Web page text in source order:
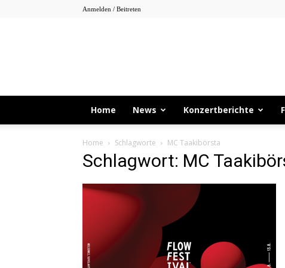
Anmelden / Beitreten
Home News Konzertberichte
Home Schlagworte MC Taakibörsta
Schlagwort: MC